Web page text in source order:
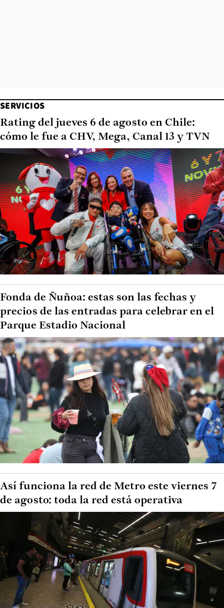
SERVICIOS
Rating del jueves 6 de agosto en Chile:
cómo le fue a CHV, Mega, Canal 13 y TVN
Fonda de Ñuñoa: estas son las fechas y
precios de las entradas para celebrar en el
Parque Estadio Nacional
Así funciona la red de Metro este viernes 7
de agosto: toda la red está operativa